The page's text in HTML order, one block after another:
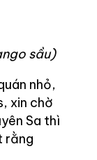
sầu)
nhỏ,
xin chờ
Sa thì
rằng